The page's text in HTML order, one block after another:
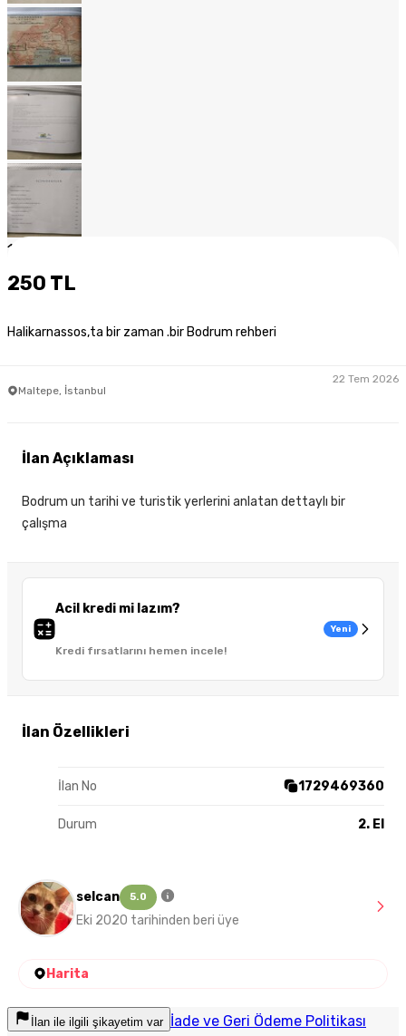
1
250 TL
Halikarnassos,ta bir zaman .bir Bodrum rehberi
Maltepe, İstanbul
22 Tem 2026
Acil kredi mi lazım?
Kredi fırsatlarını hemen incele!
Yeni
İlan Özellikleri
İlan No 1729469360
Durum 2. El
İlan Açıklaması
Bodrum un tarihi ve turistik yerlerini anlatan dettaylı bir
çalışma
selcan 5.0
Eki 2020 tarihinden beri üye
Harita
İlan ile ilgili şikayetim var İade ve Geri Ödeme Politikası